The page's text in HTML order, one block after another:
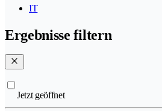
IT
Ergebnisse filtern
Jetzt geöffnet